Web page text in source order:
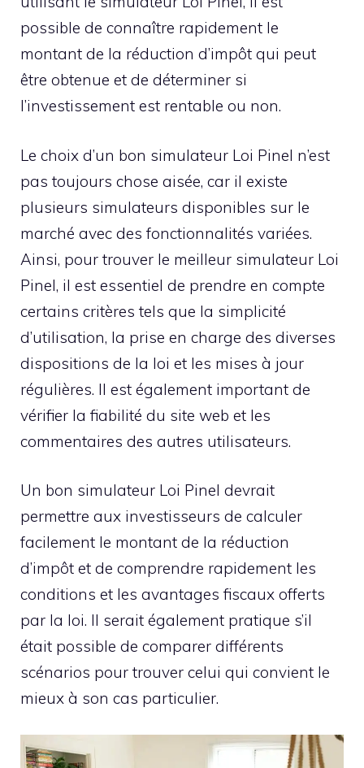
possible de connaître rapidement le
montant de la réduction d’impôt qui peut
être obtenue et de déterminer si
l’investissement est rentable ou non.
Le choix d’un bon simulateur Loi Pinel n’est
pas toujours chose aisée, car il existe
plusieurs simulateurs disponibles sur le
marché avec des fonctionnalités variées.
Ainsi, pour trouver le meilleur simulateur Loi
Pinel, il est essentiel de prendre en compte
certains critères tels que la simplicité
d’utilisation, la prise en charge des diverses
dispositions de la loi et les mises à jour
régulières. Il est également important de
vérifier la fiabilité du site web et les
commentaires des autres utilisateurs.
Un bon simulateur Loi Pinel devrait
permettre aux investisseurs de calculer
facilement le montant de la réduction
d’impôt et de comprendre rapidement les
conditions et les avantages fiscaux offerts
par la loi. Il serait également pratique s’il
était possible de comparer différents
scénarios pour trouver celui qui convient le
mieux à son cas particulier.